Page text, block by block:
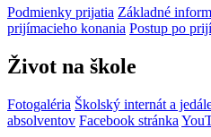
Podmienky prijatia Základné
prijímacieho konania Postup po
Život na škole
Fotogaléria Školský internát a
absolventov Facebook stránka